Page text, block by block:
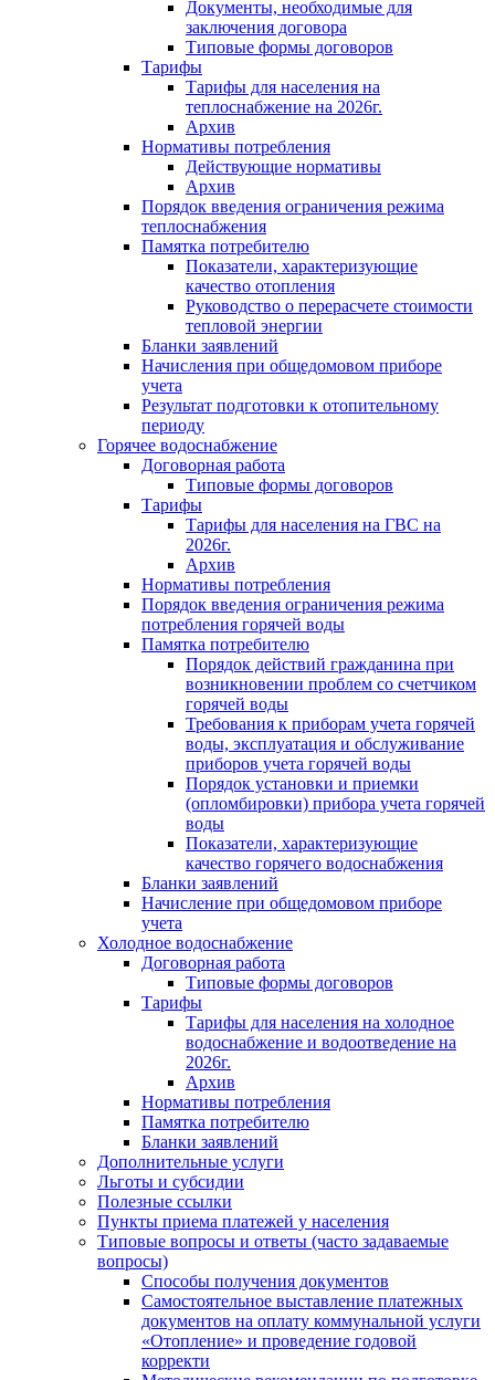
Документы, необходимые для
заключения договора
Типовые формы договоров
Тарифы
Тарифы для населения на
теплоснабжение на 2026г.
Архив
Нормативы потребления
Действующие нормативы
Архив
Порядок введения ограничения режима
теплоснабжения
Памятка потребителю
Показатели, характеризующие
качество отопления
Руководство о перерасчете стоимости
тепловой энергии
Бланки заявлений
Начисления при общедомовом приборе
учета
Результат подготовки к отопительному
периоду
Горячее водоснабжение
Договорная работа
Типовые формы договоров
Тарифы
Тарифы для населения на ГВС на
2026г.
Архив
Нормативы потребления
Порядок введения ограничения режима
потребления горячей воды
Памятка потребителю
Порядок действий гражданина при
возникновении проблем со счетчиком
горячей воды
Требования к приборам учета горячей
воды, эксплуатация и обслуживание
приборов учета горячей воды
Порядок установки и приемки
(опломбировки) прибора учета горячей
воды
Показатели, характеризующие
качество горячего водоснабжения
Бланки заявлений
Начисление при общедомовом приборе
учета
Холодное водоснабжение
Договорная работа
Типовые формы договоров
Тарифы
Тарифы для населения на холодное
водоснабжение и водоотведение на
2026г.
Архив
Нормативы потребления
Памятка потребителю
Бланки заявлений
Дополнительные услуги
Льготы и субсидии
Полезные ссылки
Пункты приема платежей у населения
Типовые вопросы и ответы (часто задаваемые
вопросы)
Способы получения документов
Самостоятельное выставление платежных
документов на оплату коммунальной услуги
«Отопление» и проведение годовой
корректи